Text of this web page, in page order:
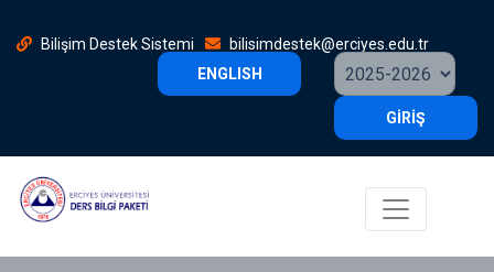
Bilişim Destek Sistemi
bilisimdestek@erciyes.edu.tr
ENGLISH
GİRİŞ